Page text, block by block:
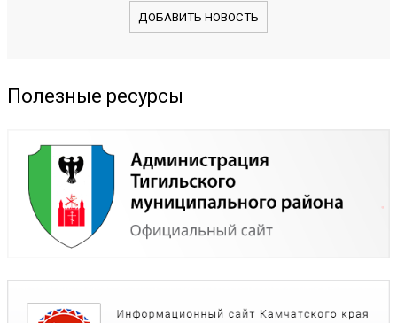
ДОБАВИТЬ НОВОСТЬ
Полезные ресурсы